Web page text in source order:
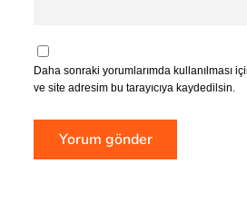
Daha sonraki yorumlarımda kullanılması
ve site adresim bu tarayıcıya kaydedilsin.